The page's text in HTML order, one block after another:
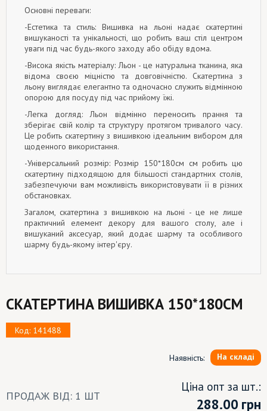
Основні переваги:
-Естетика та стиль: Вишивка на льоні надає скатертині
вишуканості та унікальності, що робить ваш стіл центром
уваги під час будь-якого заходу або обіду вдома.
-Висока якість матеріалу: Льон - це натуральна тканина, яка
відома своєю міцністю та довговічністю. Скатертина з
льону виглядає елегантно та одночасно служить відмінною
опорою для посуду під час прийому їжі.
-Легка догляд: Льон відмінно переносить прання та
зберігає свій колір та структуру протягом тривалого часу.
Це робить скатертину з вишивкою ідеальним вибором для
щоденного використання.
-Універсальний розмір: Розмір 150*180см см робить цю
скатертину підходящою для більшості стандартних столів,
забезпечуючи вам можливість використовувати її в різних
обстановках.
Загалом, скатертина з вишивкою на льоні - це не лише
практичний елемент декору для вашого столу, але і
вишуканий аксесуар, який додає шарму та особливого
шарму будь-якому інтер'єру.
СКАТЕРТИНА ВИШИВКА 150*180СМ
Код: 141488
Наявність: На складі
ПРОДАЖ ВІД: 1 ШТ
Ціна опт за шт.:
288.00 грн